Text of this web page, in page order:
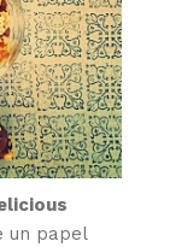
un papel